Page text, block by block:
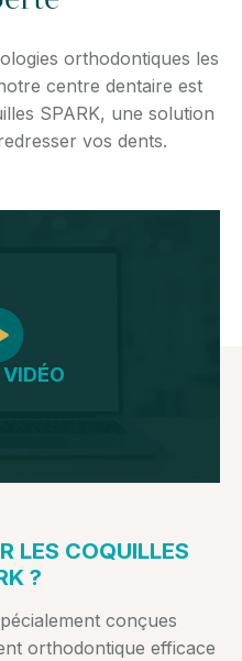
orthodontiques les
centre dentaire est
SPARK, une solution
vos dents.
LES COQUILLES
?
conçues
orthodontique efficace